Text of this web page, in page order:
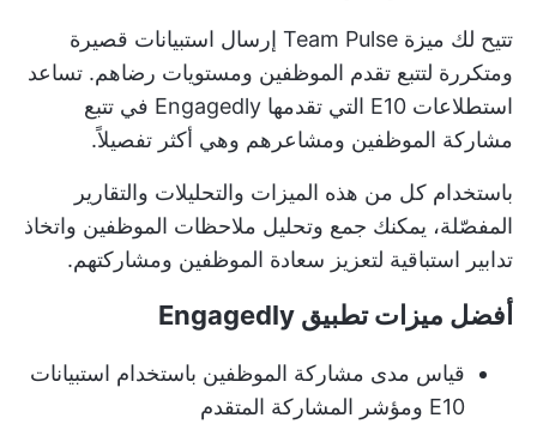
تتيح لك ميزة Team Pulse إرسال استبيانات قصيرة
ومتكررة لتتبع تقدم الموظفين ومستويات رضاهم. تساعد
استطلاعات E10 التي تقدمها Engagedly في تتبع
مشاركة الموظفين ومشاعرهم وهي أكثر تفصيلاً.
باستخدام كل من هذه الميزات والتحليلات والتقارير
المفصّلة، يمكنك جمع وتحليل ملاحظات الموظفين واتخاذ
تدابير استباقية لتعزيز سعادة الموظفين ومشاركتهم.
أفضل ميزات تطبيق Engagedly
قياس مدى مشاركة الموظفين باستخدام استبيانات
E10 ومؤشر المشاركة المتقدم